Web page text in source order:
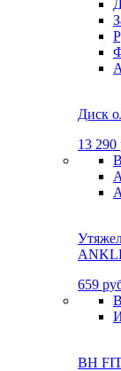
Диск
13 290
659
BH